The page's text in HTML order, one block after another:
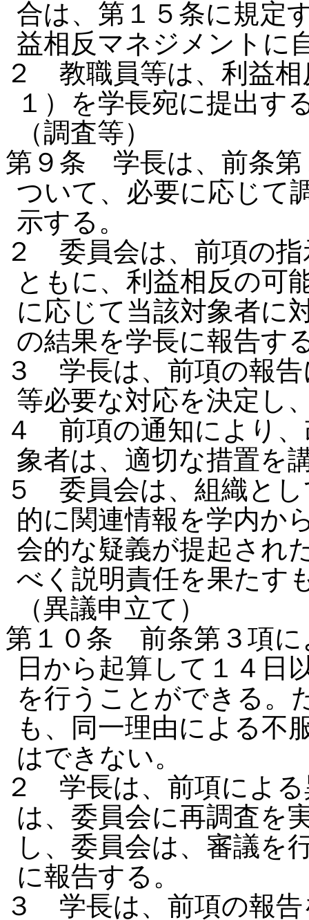
合は、第１５条に規定
益相反マネジメントに
２ 教職員等は、利益相
１）を学長宛に提出す
（調査等）
第９条 学長は、前条第
ついて、必要に応じて
示する。
２ 委員会は、前項の
ともに、利益相反の可
に応じて当該対象者に
の結果を学長に報告す
３ 学長は、前項の報告
等必要な対応を決定し
４ 前項の通知により、
象者は、適切な措置を
５ 委員会は、組織とし
的に関連情報を学内か
会的な疑義が提起され
べく説明責任を果たす
（異議申立て）
第１０条 前条第３項に
日から起算して１４日
を行うことができる。
も、同一理由による不
はできない。
２ 学長は、前項によ
は、委員会に再調査を
し、委員会は、審議を
に報告する。
３ 学長は、前項の報